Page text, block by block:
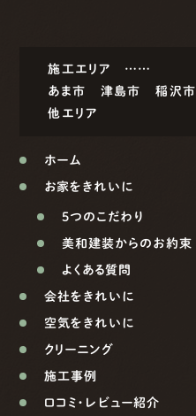
施工エリア ……
あま市
津島市 稲沢市
他エリア
ホーム
お家をきれいに
5つのこだわり
美和建装からのお約束
よくある質問
会社をきれいに
空気をきれいに
クリーニング
施工事例
口コミ・レビュー紹介